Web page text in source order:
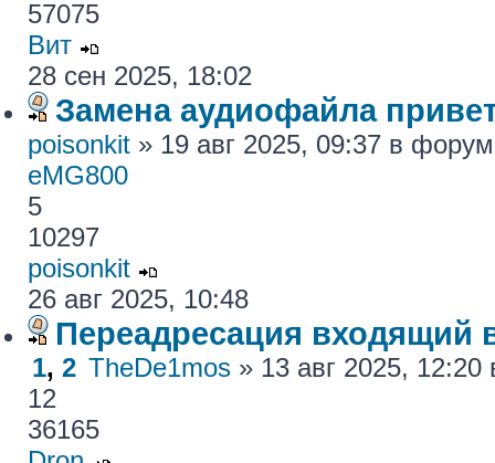
57075
Вит
28 сен 2025, 18:02
Замена аудиофайла
poisonkit » 19 авг 2025, 09:37 в
eMG800
5
10297
poisonkit
26 авг 2025, 10:48
Переадресация входящий
1, 2 TheDe1mos » 13 авг 2025,
12
36165